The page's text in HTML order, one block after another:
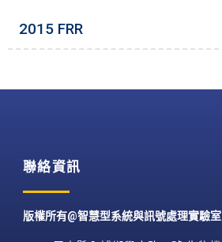
2015 FRR
聯絡資訊
版權所有@智慧型系統與訊號處理實驗室